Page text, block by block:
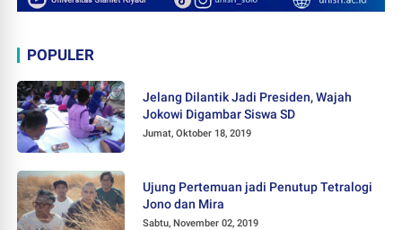
POPULER
Jelang Dilantik Jadi Presiden, Wajah
Jokowi Digambar Siswa SD
Jumat, Oktober 18, 2019
Ujung Pertemuan jadi Penutup Tetralogi
Jono dan Mira
Sabtu, November 02, 2019